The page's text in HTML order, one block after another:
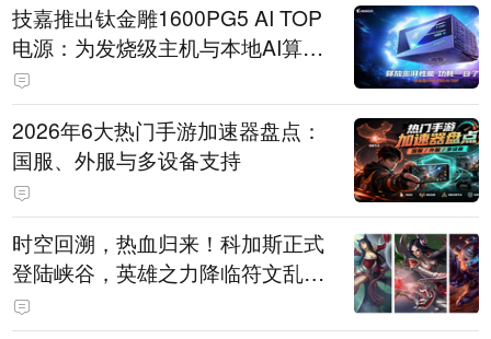
技嘉推出钛金雕1600PG5 AI TOP
电源：为发烧级主机与本地AI算力
打造旗舰供电方案
2026年6大热门手游加速器盘点：
国服、外服与多设备支持
时空回溯，热血归来！科加斯正式
登陆峡谷，英雄之力降临符文乱
斗！